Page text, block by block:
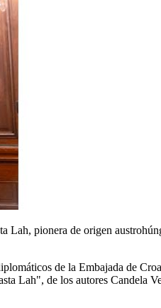
pionera de origen
de la Embajada de
Lah", de los autores Candela